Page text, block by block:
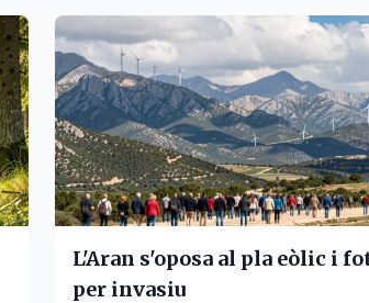
L'Aran s'oposa al pla eòlic i
per invasiu